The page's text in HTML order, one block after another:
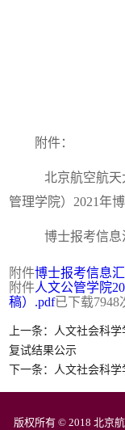
附件：
北京航空航天
管理学院）2021年
博士报考信息
附件博士报考信息
附件人文公管学院
稿）.pdf已下载7948
上一条：人文社会科
复试结果公示
下一条：人文社会科
版权所有 © 2018 北京